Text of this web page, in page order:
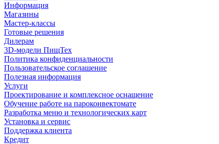
Информация
Магазины
Мастер-классы
Готовые решения
Дилерам
3D-модели ПищТех
Политика конфиденциальности
Пользовательское соглашение
Полезная информация
Услуги
Проектирование и комплексное оснащение
Обучение работе на пароконвектомате
Разработка меню и технологических карт
Установка и сервис
Поддержка клиента
Кредит